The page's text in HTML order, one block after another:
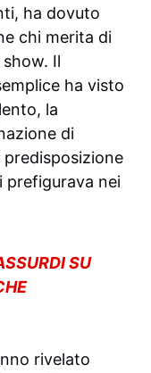
ha dovuto
chi merita di
Il
ha visto
la
di
prefigurava nei
SU
rivelato